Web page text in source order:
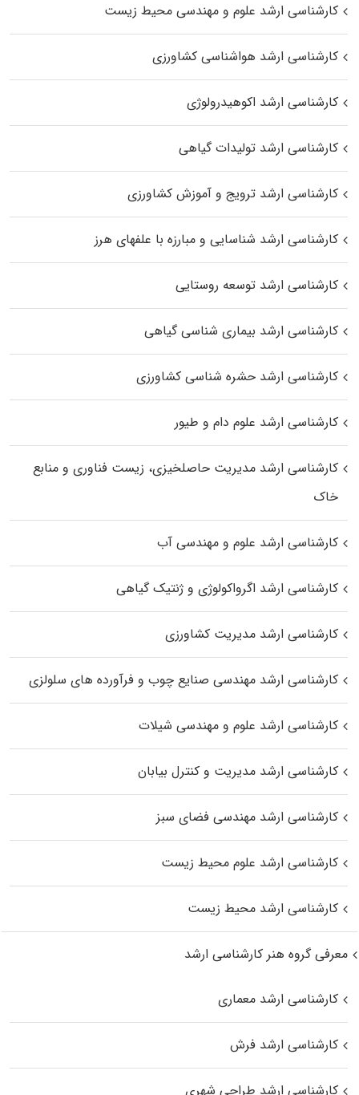
کارشناسی ارشد علوم و مهندسی محیط زیست
کارشناسی ارشد هواشناسی کشاورزی
کارشناسی ارشد اکوهیدرولوژی
کارشناسی ارشد تولیدات گیاهی
کارشناسی ارشد ترویج و آموزش کشاورزی
کارشناسی ارشد شناسایی و مبارزه با علفهای هرز
کارشناسی ارشد توسعه روستایی
کارشناسی ارشد بیماری‌ شناسی گیاهی
کارشناسی ارشد حشره‌ شناسی کشاورزی
کارشناسی ارشد علوم دام و طیور
کارشناسی ارشد مدیریت حاصلخیزی، زیست فناوری و منابع
خاک
کارشناسی ارشد علوم و مهندسی آب
کارشناسی ارشد اگرواکولوژی و ژنتیک گیاهی
کارشناسی ارشد مدیریت کشاورزی
کارشناسی ارشد مهندسی صنایع چوب و فرآورده‌ های سلولزی
کارشناسی ارشد علوم و مهندسی شیلات
کارشناسی ارشد مدیریت و کنترل بیابان
کارشناسی ارشد مهندسی فضای سبز
کارشناسی ارشد علوم محیط‌ زیست
کارشناسی ارشد محیط زیست
معرفی گروه هنر کارشناسی ارشد
کارشناسی ارشد معماری
کارشناسی ارشد فرش
کارشناسی ارشد طراحی شهری